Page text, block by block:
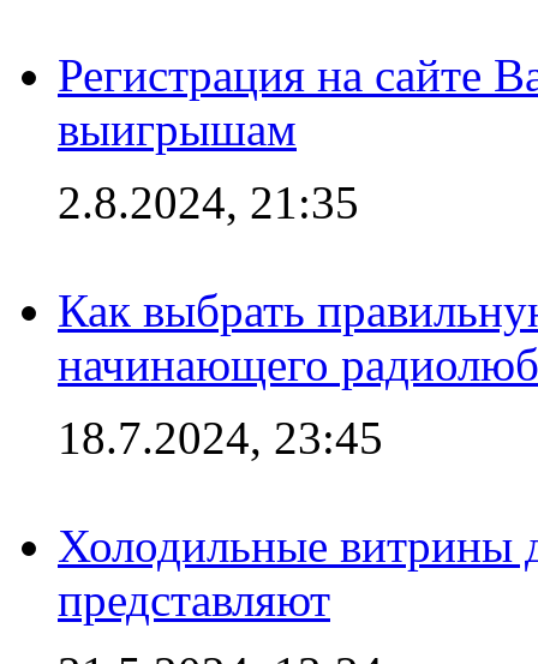
Регистрация на сайте
выигрышам
2.8.2024, 21:35
Как выбрать
начинающего
18.7.2024, 23:45
Холодильные витрины
представляют